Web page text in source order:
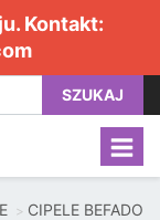
Kontakt:
SZUKAJ
CIPELE BEFADO